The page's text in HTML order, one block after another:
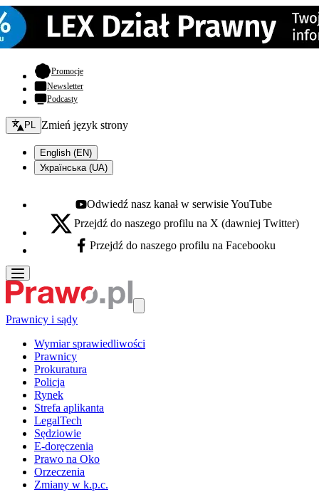
Promocje- otwiera się w nowej karcie
Newsletter
Podcasty
Zmień język - bieżący:
PL Zmień język strony
English (EN)
Українська (UA)
Youtube - otwiera się w nowej karcie
Odwiedź nasz kanał w serwisie YouTube
X - otwiera się w nowej karcie
Przejdź do naszego profilu na X (dawniej Twitter)
Facebook - otwiera się w nowej karcie
Przejdź do naszego profilu na Facebooku
Prawnicy i sądy
Wymiar sprawiedliwości
Prawnicy
Prokuratura
Policja
Rynek
Strefa aplikanta
LegalTech
Sędziowie
E-doręczenia
Prawo na Oko
Orzeczenia
Zmiany w k.p.c.